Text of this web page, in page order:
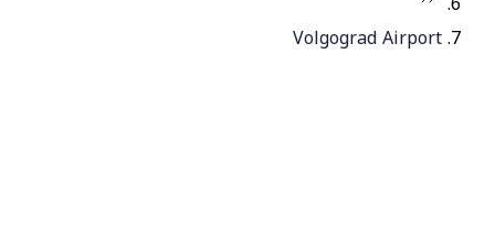
Volgograd Airport